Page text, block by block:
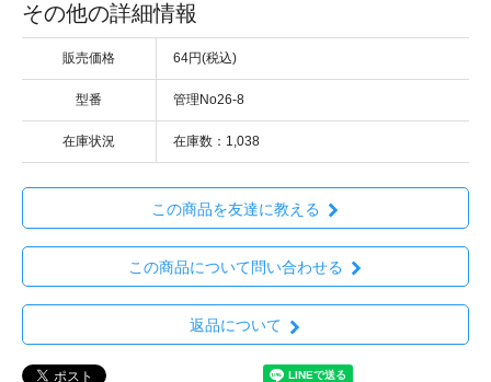
その他の詳細情報
販売価格 64円(税込)
型番 管理No26-8
在庫状況 在庫数：1,038
この商品を友達に教える
この商品について問い合わせる
返品について